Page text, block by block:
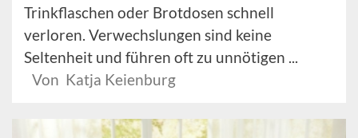
Trinkflaschen oder Brotdosen schnell
verloren. Verwechslungen sind keine
Seltenheit und führen oft zu unnötigen ...
Von Katja Keienburg